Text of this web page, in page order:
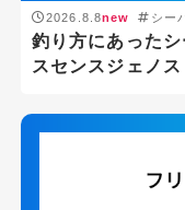
2026.8.8new シー
釣り方にあった
スセンスジェノ